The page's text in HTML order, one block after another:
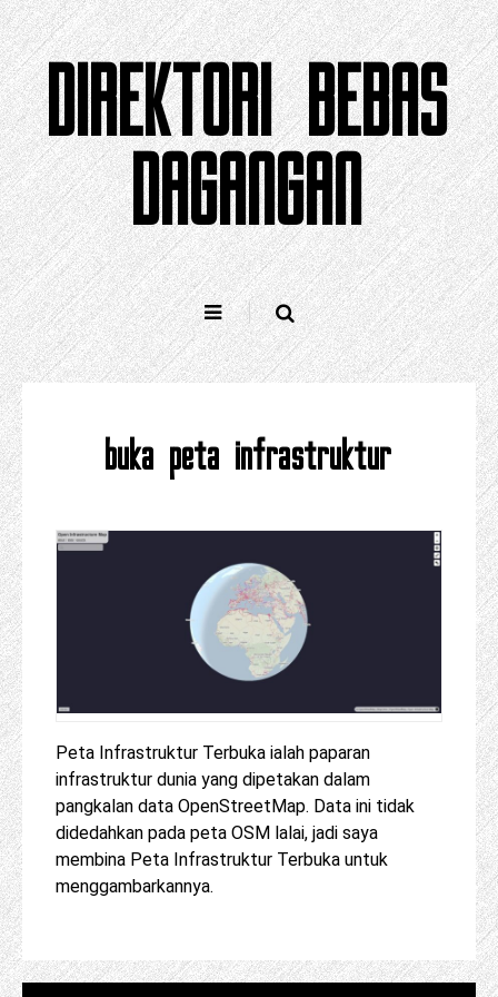
Langkau
ke
kandunganDIREKTORI BEBAS
DAGANGAN
buka peta infrastruktur
Peta Infrastruktur Terbuka ialah paparan
infrastruktur dunia yang dipetakan dalam
pangkalan data OpenStreetMap. Data ini tidak
didedahkan pada peta OSM lalai, jadi saya
membina Peta Infrastruktur Terbuka untuk
menggambarkannya.